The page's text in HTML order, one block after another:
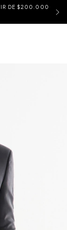
DE $200.000